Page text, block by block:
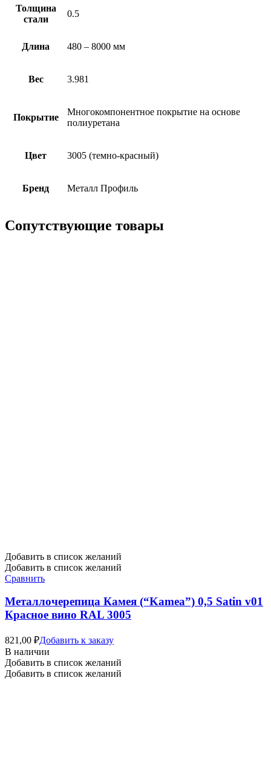
Толщина
стали
0.5
Длина 480 – 8000 мм
Вес 3.981
Покрытие
Многокомпонентное покрытие на основе
полиуретана
Цвет 3005 (темно-красный)
Бренд Металл Профиль
Сопутствующие товары
Добавить в список желаний
Добавить в список желаний
Сравнить
Металлочерепица Камея (“Kamea”) 0,5 Satin v01
Красное вино RAL 3005
821,00 ₽Добавить к заказу
В наличии
Добавить в список желаний
Добавить в список желаний